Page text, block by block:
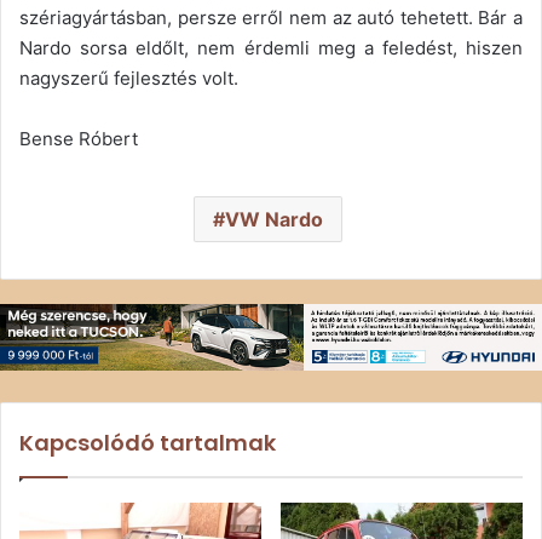
szériagyártásban, persze erről nem az autó tehetett. Bár a
Nardo sorsa eldőlt, nem érdemli meg a feledést, hiszen
nagyszerű fejlesztés volt.
Bense Róbert
VW Nardo
Kapcsolódó tartalmak